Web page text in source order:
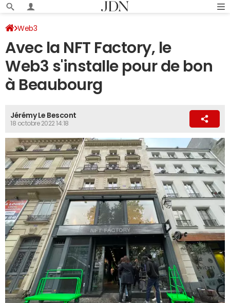
Web3
Avec la NFT Factory, le
Web3 s'installe pour de bon
à Beaubourg
Jérémy Le Bescont
18 octobre 2022 14:18